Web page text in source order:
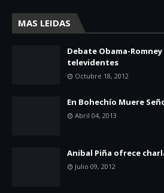
MAS LEIDAS
Debate Obama-
televidentes
Octubre 18, 2012
En Bohechío Muere
Abril 04, 2013
Anibal Piña ofrece
Julio 09, 2012